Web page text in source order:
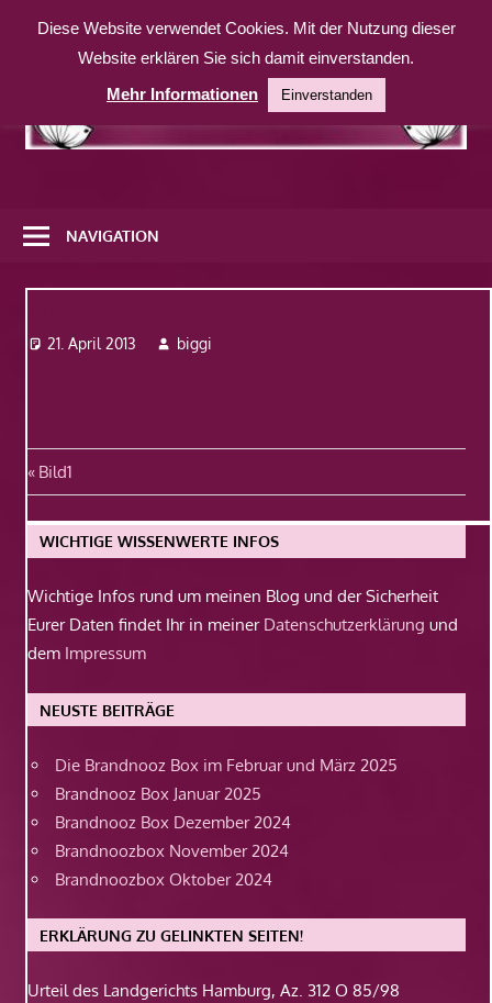
Inhalt
weitere
Website
NAVIGATION
21. April 2013 biggi
Beitragsnavigation
Vorheriger
Beitrag:
Bild1
WICHTIGE WISSENWERTE INFOS
Wichtige Infos rund um meinen Blog und der Sicherheit
Eurer Daten findet Ihr in meiner Datenschutzerklärung und
dem Impressum
NEUSTE BEITRÄGE
Die Brandnooz Box im Februar und März 2025
Brandnooz Box Januar 2025
Brandnooz Box Dezember 2024
Brandnoozbox November 2024
Brandnoozbox Oktober 2024
ERKLÄRUNG ZU GELINKTEN SEITEN!
Urteil des Landgerichts Hamburg, Az. 312 O 85/98
Diese Website verwendet Cookies. Mit der Nutzung dieser
Website erklären Sie sich damit einverstanden.
Mehr Informationen
Einverstanden